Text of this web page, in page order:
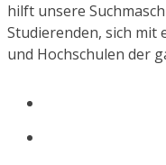
hilft unsere
Studierenden, sich mit
und Hochschulen der